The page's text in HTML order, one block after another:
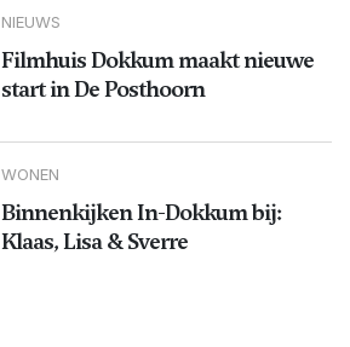
NIEUWS
Filmhuis Dokkum maakt nieuwe
start in De Posthoorn
WONEN
Binnenkijken In-Dokkum bij:
Klaas, Lisa & Sverre